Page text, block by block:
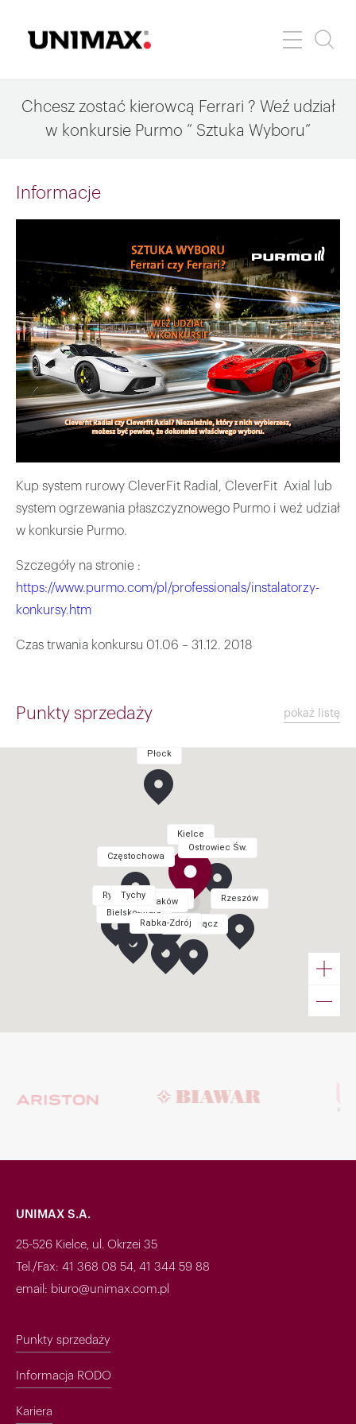
Chcesz zostać kierowcą Ferrari ? Weź udział
w konkursie Purmo ” Sztuka Wyboru”
Informacje
Kup system rurowy CleverFit Radial, CleverFit Axial lub
system ogrzewania płaszczyznowego Purmo i weź udział
w konkursie Purmo.
Szczegóły na stronie :
https://www.purmo.com/pl/professionals/instalatorzy-
konkursy.htm
Czas trwania konkursu 01.06 – 31.12. 2018
Punkty sprzedaży pokaż listę
Kielce
Bielsko-Biała
Częstochowa
Kraków
Kraków
Nowy Sącz
Ostrowiec Św.
Płock
Rabka-Zdrój
Rybnik Rzeszów
Tychy
UNIMAX S.A.
25-526 Kielce, ul. Okrzei 35
Tel./Fax: 41 368 08 54, 41 344 59 88
email: biuro@unimax.com.pl
Punkty sprzedaży
Informacja RODO
Kariera